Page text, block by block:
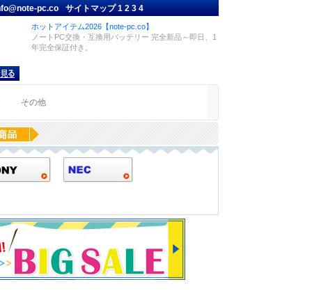
pc.co サイトマップ1234
ホットアイテム2026【note-pc.co】
ノートPC交換・互換用バッテリー 完全新品～即日、1
年完全保証付き。
その他